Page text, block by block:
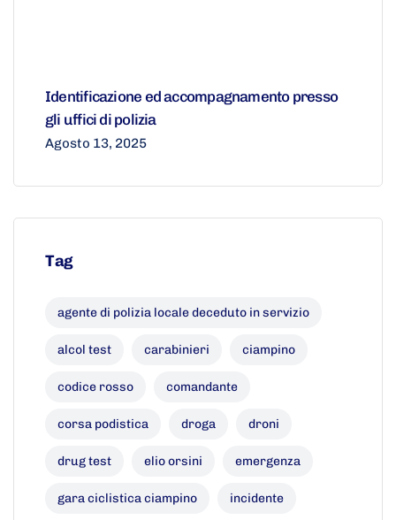
Identificazione ed accompagnamento presso
gli uffici di polizia
Agosto 13, 2025
Tag
agente di polizia locale deceduto in servizio
alcol test carabinieri ciampino
codice rosso comandante
corsa podistica droga droni
drug test elio orsini emergenza
gara ciclistica ciampino incidente